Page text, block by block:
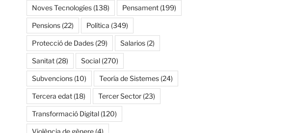
Noves Tecnologíes(138) Pensament(199)
Pensions(22) Política (349)
Protecció de Dades(29) Salarios(2)
Sanitat(28) Social(270)
Subvencions(10) Teoría de Sistemes(24)
Tercera edat(18) Tercer Sector(23)
Transformació Digital(120)